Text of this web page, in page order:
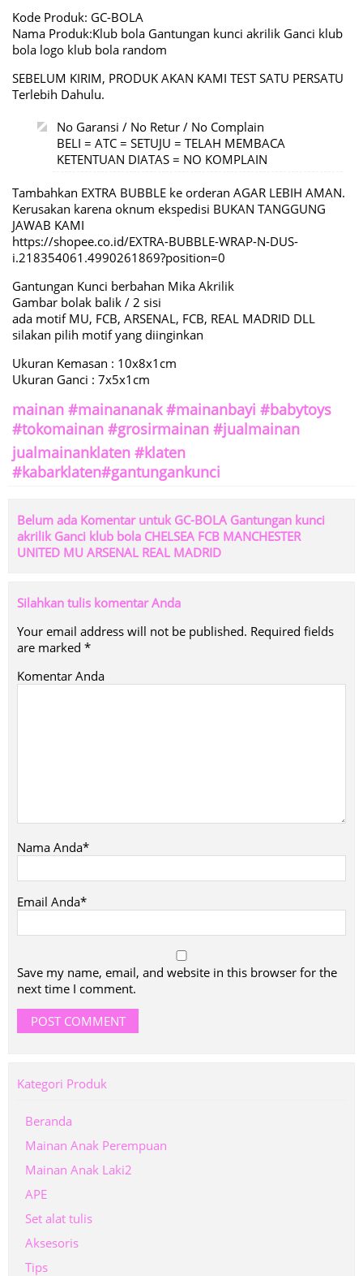
Kode Produk: GC-BOLA
Nama Produk:Klub bola Gantungan kunci akrilik Ganci klub
bola logo klub bola random
SEBELUM KIRIM, PRODUK AKAN KAMI TEST SATU PERSATU
Terlebih Dahulu.
No Garansi / No Retur / No Complain
BELI = ATC = SETUJU = TELAH MEMBACA
KETENTUAN DIATAS = NO KOMPLAIN
Tambahkan EXTRA BUBBLE ke orderan AGAR LEBIH AMAN.
Kerusakan karena oknum ekspedisi BUKAN TANGGUNG
JAWAB KAMI
https://shopee.co.id/EXTRA-BUBBLE-WRAP-N-DUS-
i.218354061.4990261869?position=0
Gantungan Kunci berbahan Mika Akrilik
Gambar bolak balik / 2 sisi
ada motif MU, FCB, ARSENAL, FCB, REAL MADRID DLL
silakan pilih motif yang diinginkan
Ukuran Kemasan : 10x8x1cm
Ukuran Ganci : 7x5x1cm
mainan #mainananak #mainanbayi #babytoys
#tokomainan #grosirmainan #jualmainan
jualmainanklaten #klaten
#kabarklaten#gantungankunci
Belum ada Komentar untuk GC-BOLA Gantungan kunci
akrilik Ganci klub bola CHELSEA FCB MANCHESTER
UNITED MU ARSENAL REAL MADRID
Silahkan tulis komentar Anda
Your email address will not be published. Required fields
are marked *
Komentar Anda
Nama Anda*
Email Anda*
Save my name, email, and website in this browser for the
next time I comment.
Kategori Produk
Beranda
Mainan Anak Perempuan
Mainan Anak Laki2
APE
Set alat tulis
Aksesoris
Tips